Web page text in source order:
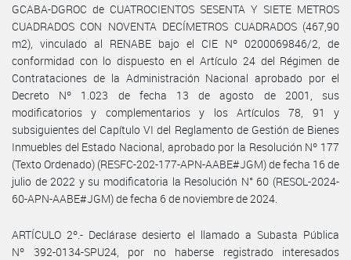
GCABA-DGROC de CUATROCIENTOS SESENTA Y SIETE METROS
CUADRADOS CON NOVENTA DECÍMETROS CUADRADOS (467,90
m2), vinculado al RENABE bajo el CIE Nº 0200069846/2, de
conformidad con lo dispuesto en el Artículo 24 del Régimen de
Contrataciones de la Administración Nacional aprobado por el
Decreto Nº 1.023 de fecha 13 de agosto de 2001, sus
modificatorios y complementarios y los Artículos 78, 91 y
subsiguientes del Capítulo VI del Reglamento de Gestión de Bienes
Inmuebles del Estado Nacional, aprobado por la Resolución Nº 177
(Texto Ordenado) (RESFC-202-177-APN-AABE#JGM) de fecha 16 de
julio de 2022 y su modificatoria la Resolución N° 60 (RESOL-2024-
60-APN-AABE#JGM) de fecha 6 de noviembre de 2024.
ARTÍCULO 2º.- Declárase desierto el llamado a Subasta Pública
Nº 392-0134-SPU24, por no haberse registrado interesados